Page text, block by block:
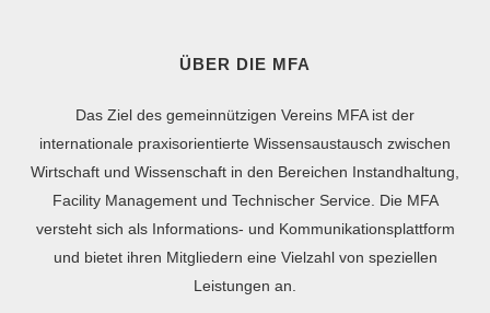
ÜBER DIE MFA
Das Ziel des gemeinnützigen Vereins MFA ist der
internationale praxisorientierte Wissensaustausch zwischen
Wirtschaft und Wissenschaft in den Bereichen Instandhaltung,
Facility Management und Technischer Service. Die MFA
versteht sich als Informations- und Kommunikationsplattform
und bietet ihren Mitgliedern eine Vielzahl von speziellen
Leistungen an.